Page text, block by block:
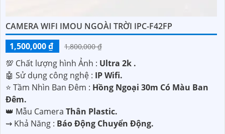
CAMERA WIFI IMOU NGOÀI TRỜI IPC-F42FP
1,500,000 ₫
1,800,000 ₫
💯 Chất lượng hình Ảnh : Ultra 2k .
🤖️ Sử dụng công nghệ : IP Wifi.
⭐ Tầm Nhìn Ban Đêm : Hồng Ngoại 30m Có Màu Ban
Đêm.
👑 Mẫu Camera Thân Plastic.
️⇝ Khả Năng : Báo Động Chuyển Động.